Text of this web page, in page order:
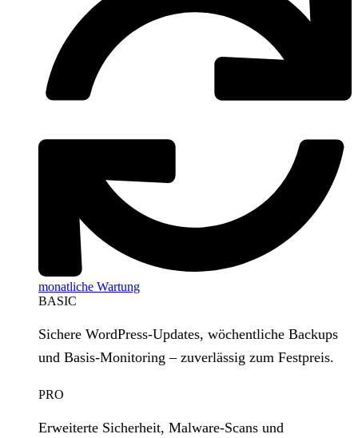
monatliche Wartung
BASIC
Sichere WordPress‑Updates, wöchentliche Backups
und Basis‑Monitoring – zuverlässig zum Festpreis.
PRO
Erweiterte Sicherheit, Malware‑Scans und